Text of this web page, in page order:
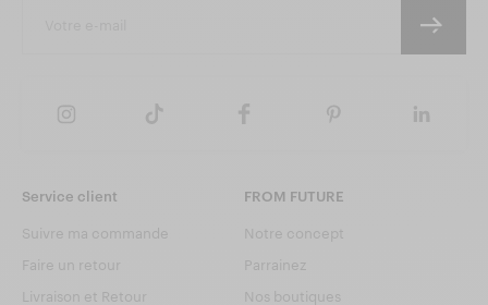
Service client
Suivre ma commande
Faire un retour
Livraison et Retour
FROM FUTURE
Notre concept
Parrainez
Nos boutiques